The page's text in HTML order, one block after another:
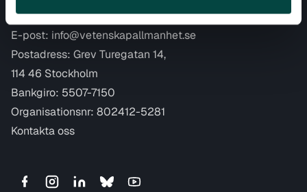
E-post: info@vetenskapallmanhet.se
Postadress: Grev Turegatan 14,
114 46 Stockholm
Bankgiro: 5507-7150
Organisationsnr: 802412-5281
Kontakta oss